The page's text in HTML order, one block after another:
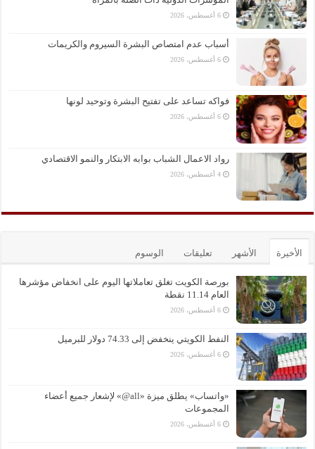
6 أغسطس، 2026
أسباب عدم امتصاص البشرة السيروم والكريمات
6 أغسطس، 2026
فواكه تساعد على تفتيح البشرة وتوحيد لونها
6 أغسطس، 2026
رواد الاعمال الشباب بوابه الابتكار والنمو الاقتصادي
4 أغسطس، 2026
الأخيرة الأشهر تعليقات الوسوم
بورصة الكويت تغلق تعاملاتها اليوم على انخفاض مؤشرها
العام 11.14 نقطة
6 أغسطس، 2026
النفط الكويتي ينخفض إلى 74.33 دولار للبرميل
6 أغسطس، 2026
«واتساب» يطلق ميزة «all@» لإشعار جميع أعضاء
المجموعات
6 أغسطس، 2026